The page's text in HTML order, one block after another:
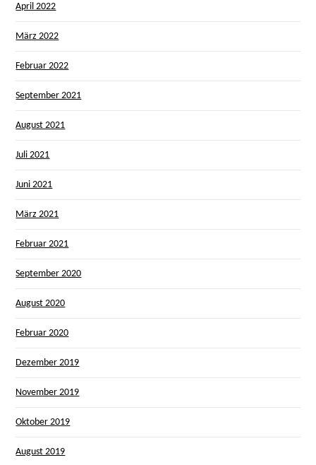
April 2022
März 2022
Februar 2022
September 2021
August 2021
Juli 2021
Juni 2021
März 2021
Februar 2021
September 2020
August 2020
Februar 2020
Dezember 2019
November 2019
Oktober 2019
August 2019